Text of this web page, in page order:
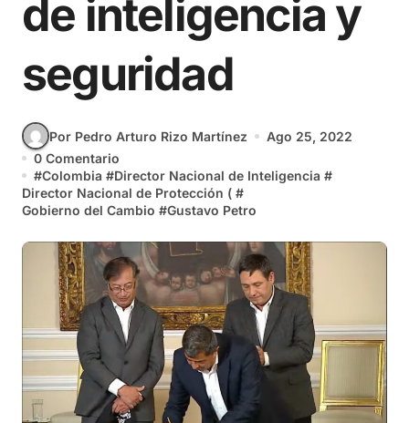
de inteligencia y
seguridad
Por Pedro Arturo Rizo Martínez
Ago 25, 2022
0 Comentario
#Colombia #Director Nacional de Inteligencia #
Director Nacional de Protección ( #
Gobierno del Cambio #Gustavo Petro